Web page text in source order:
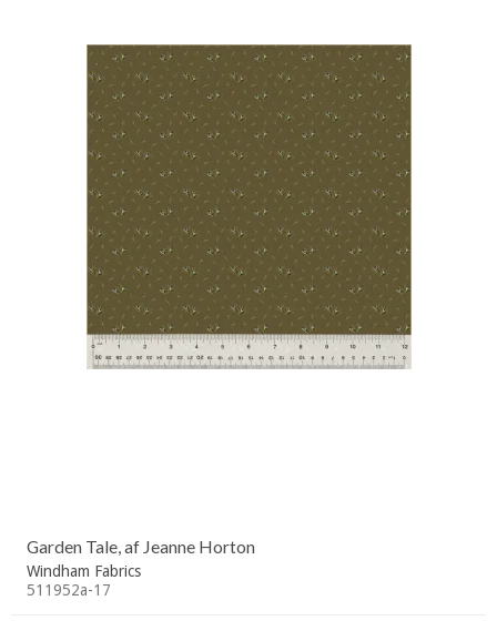
Garden Tale, af Jeanne Horton
Windham Fabrics
511952a-17